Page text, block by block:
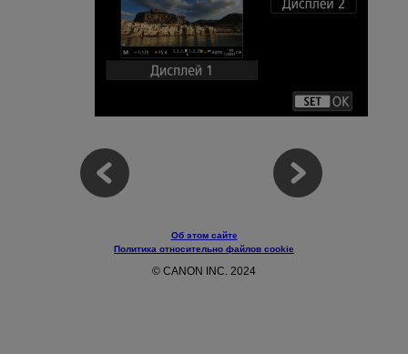
Об этом сайте
Политика относительно файлов cookie
© CANON INC. 2024